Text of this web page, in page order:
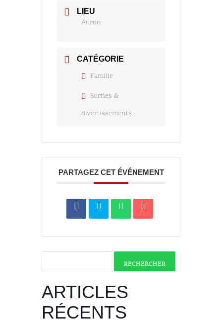
LIEU
Auron
CATÉGORIE
Famille
Sorties &
divertissements
PARTAGEZ CET ÉVÉNEMENT
RECHERCHER
ARTICLES
RÉCENTS